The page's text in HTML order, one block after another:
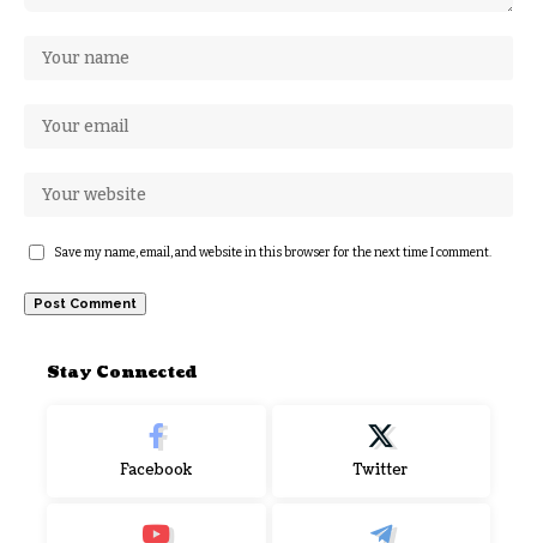
Save my name, email, and website in this browser for the next time I comment.
Stay Connected
Facebook Twitter